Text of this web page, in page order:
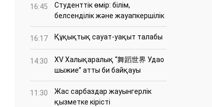
16:45
Студенттік өмір: білім,
белсенділік және жауапкершілік
16:17 Құқықтық сауат-уақыт талабы
14:30
XV Халықаралық “舞蹈世界 Удао
шыжие” атты би байқауы
11:30
Жас сарбаздар жауынгерлік
қызметке кірісті